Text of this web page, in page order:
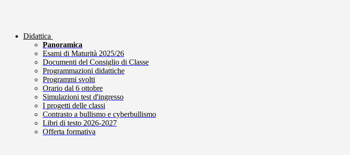
Didattica
Panoramica
Esami di Maturità 2025/26
Documenti del Consiglio di Classe
Programmazioni didattiche
Programmi svolti
Orario dal 6 ottobre
Simulazioni test d'ingresso
I progetti delle classi
Contrasto a bullismo e cyberbullismo
Libri di testo 2026-2027
Offerta formativa